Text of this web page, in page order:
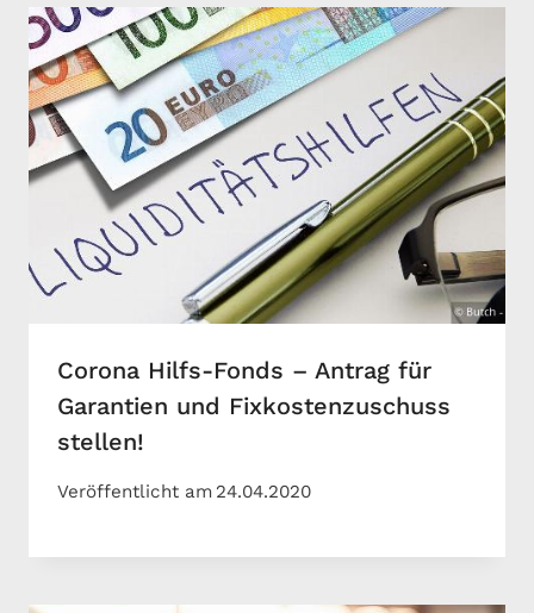
Corona Hilfs-Fonds – Antrag für
Garantien und Fixkostenzuschuss
stellen!
Veröffentlicht am 24.04.2020